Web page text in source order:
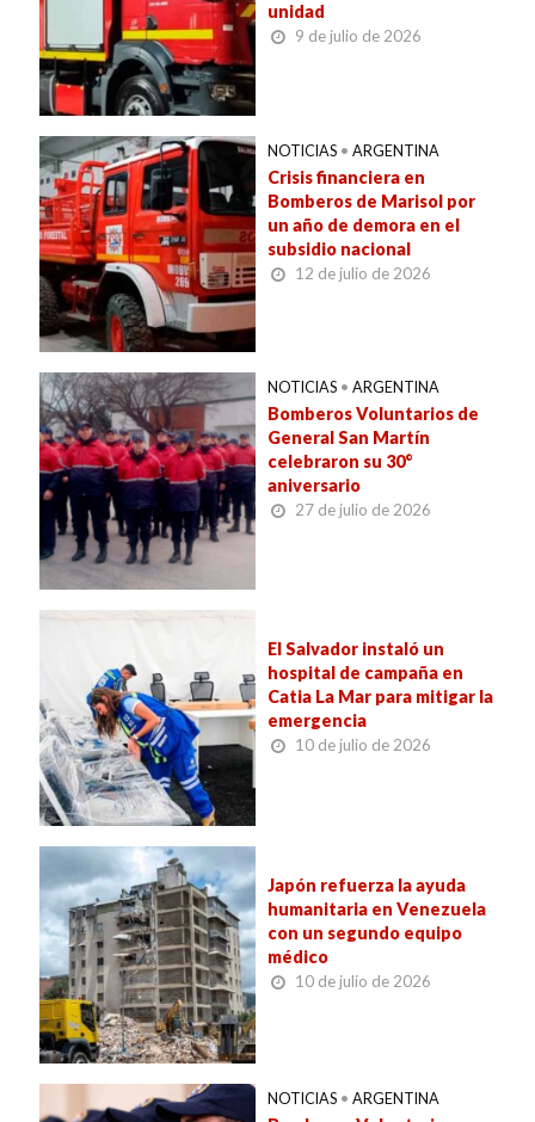
unidad
9 de julio de 2026
NOTICIAS • ARGENTINA
Crisis financiera en
Bomberos de Marisol por
un año de demora en el
subsidio nacional
12 de julio de 2026
NOTICIAS • ARGENTINA
Bomberos Voluntarios de
General San Martín
celebraron su 30°
aniversario
27 de julio de 2026
El Salvador instaló un
hospital de campaña en
Catia La Mar para mitigar la
emergencia
10 de julio de 2026
Japón refuerza la ayuda
humanitaria en Venezuela
con un segundo equipo
médico
10 de julio de 2026
NOTICIAS • ARGENTINA